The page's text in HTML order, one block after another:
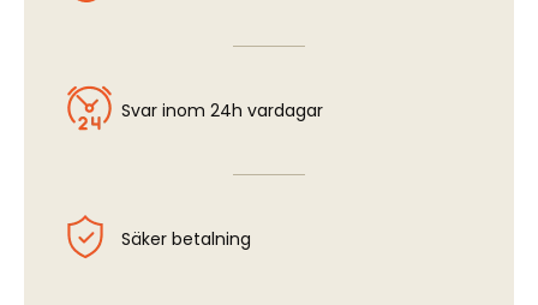
Svar inom 24h vardagar
Säker betalning